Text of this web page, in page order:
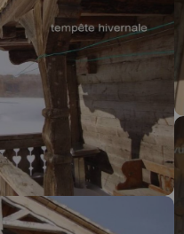
la destinació.
torna.